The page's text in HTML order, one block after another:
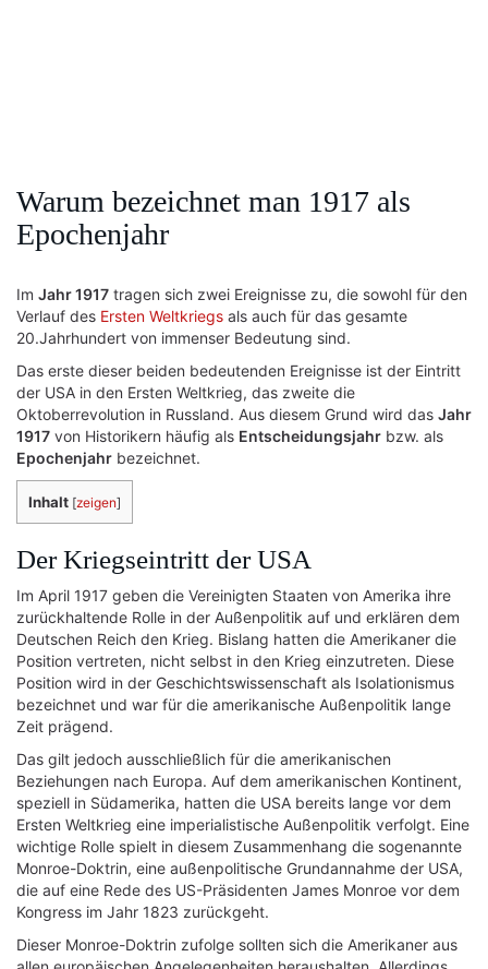
Warum bezeichnet man 1917 als
Epochenjahr
Im Jahr 1917 tragen sich zwei Ereignisse zu, die sowohl für den
Verlauf des Ersten Weltkriegs als auch für das gesamte
20.Jahrhundert von immenser Bedeutung sind.
Das erste dieser beiden bedeutenden Ereignisse ist der Eintritt
der USA in den Ersten Weltkrieg, das zweite die
Oktoberrevolution in Russland. Aus diesem Grund wird das Jahr
1917 von Historikern häufig als Entscheidungsjahr bzw. als
Epochenjahr bezeichnet.
Inhalt [zeigen]
Der Kriegseintritt der USA
Im April 1917 geben die Vereinigten Staaten von Amerika ihre
zurückhaltende Rolle in der Außenpolitik auf und erklären dem
Deutschen Reich den Krieg. Bislang hatten die Amerikaner die
Position vertreten, nicht selbst in den Krieg einzutreten. Diese
Position wird in der Geschichtswissenschaft als Isolationismus
bezeichnet und war für die amerikanische Außenpolitik lange
Zeit prägend.
Das gilt jedoch ausschließlich für die amerikanischen
Beziehungen nach Europa. Auf dem amerikanischen Kontinent,
speziell in Südamerika, hatten die USA bereits lange vor dem
Ersten Weltkrieg eine imperialistische Außenpolitik verfolgt. Eine
wichtige Rolle spielt in diesem Zusammenhang die sogenannte
Monroe-Doktrin, eine außenpolitische Grundannahme der USA,
die auf eine Rede des US-Präsidenten James Monroe vor dem
Kongress im Jahr 1823 zurückgeht.
Dieser Monroe-Doktrin zufolge sollten sich die Amerikaner aus